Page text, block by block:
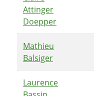
Attinger
Doepper
Mathieu
Balsiger
Laurence